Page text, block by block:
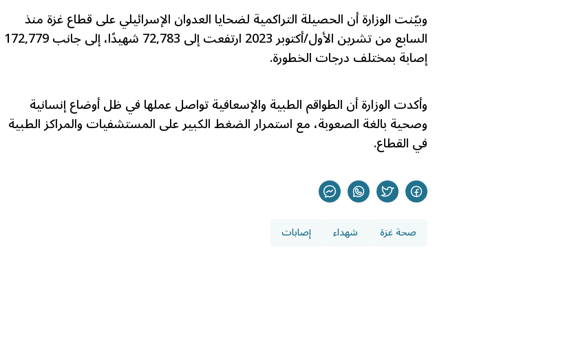
وبيّنت الوزارة أن الحصيلة التراكمية لضحايا العدوان الإسرائيلي على قطاع غزة منذ
السابع من تشرين الأول/أكتوبر 2023 ارتفعت إلى 72,783 شهيدًا، إلى جانب 172,779
إصابة بمختلف درجات الخطورة.
وأكدت الوزارة أن الطواقم الطبية والإسعافية تواصل عملها في ظل أوضاع إنسانية
وصحية بالغة الصعوبة، مع استمرار الضغط الكبير على المستشفيات والمراكز الطبية
في القطاع.
صحة غزة شهداء إصابات